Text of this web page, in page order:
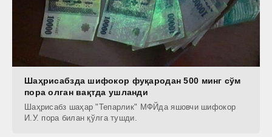
Шаҳрисабзда шифокор фуқародан 500 минг сўм
пора олган вақтда ушланди
Шаҳрисабз шаҳар "Тепарлик" МФЙда яшовчи шифокор
И.У. пора билан қўлга тушди.